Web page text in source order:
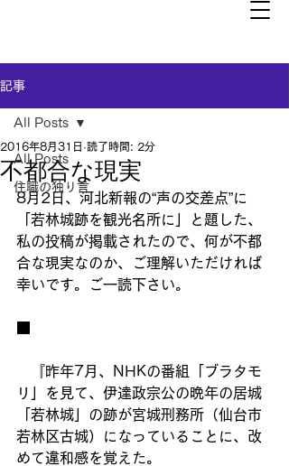
記事
All Posts
住職の独り言
All Posts
不都合な現実
2016年8月31日 読了時間: 2分
8月2日、河北新報の“声の交差点”に
「若林城跡を観光名所に」と題した、
私の投稿が掲載されたので、何が不都
合な現実なのか、ご理解いただければ
幸いです。ご一読下さい。
『昨年7月、NHKの番組「ブラタモ
リ」を見て、伊達政宗公の晩年の居城
「若林城」の跡が宮城刑務所（仙台市
若林区古城）になっていることに、改
めて違和感を覚えた。